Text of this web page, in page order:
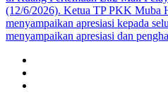
(12/6/2026). Ketua TP PKK Muba
menyampaikan apresiasi kepada
menyampaikan apresiasi dan